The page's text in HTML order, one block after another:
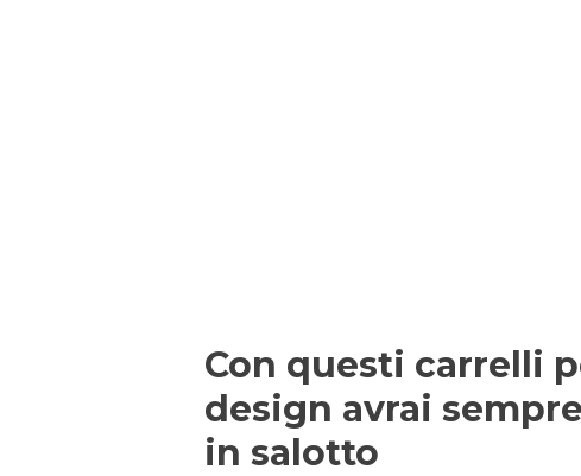
Con questi carrelli
design avrai
in salotto